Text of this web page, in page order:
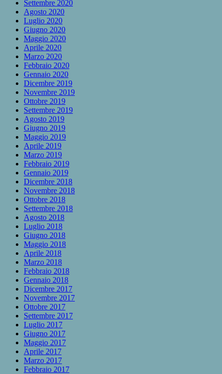
Settembre 2020
Agosto 2020
Luglio 2020
Giugno 2020
Maggio 2020
Aprile 2020
Marzo 2020
Febbraio 2020
Gennaio 2020
Dicembre 2019
Novembre 2019
Ottobre 2019
Settembre 2019
Agosto 2019
Giugno 2019
Maggio 2019
Aprile 2019
Marzo 2019
Febbraio 2019
Gennaio 2019
Dicembre 2018
Novembre 2018
Ottobre 2018
Settembre 2018
Agosto 2018
Luglio 2018
Giugno 2018
Maggio 2018
Aprile 2018
Marzo 2018
Febbraio 2018
Gennaio 2018
Dicembre 2017
Novembre 2017
Ottobre 2017
Settembre 2017
Luglio 2017
Giugno 2017
Maggio 2017
Aprile 2017
Marzo 2017
Febbraio 2017